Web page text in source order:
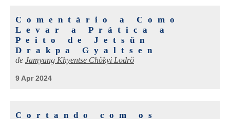
Comentário a Como
Levar a Prática a
Peito de Jetsün
Drakpa Gyaltsen
de Jamyang Khyentse Chökyi Lodrö
9 Apr 2024
Cortando com os